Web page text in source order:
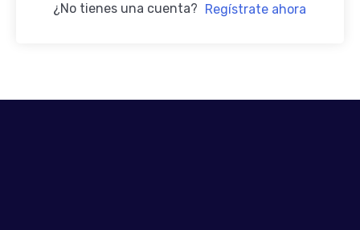
¿No tienes una cuenta? Regístrate ahora